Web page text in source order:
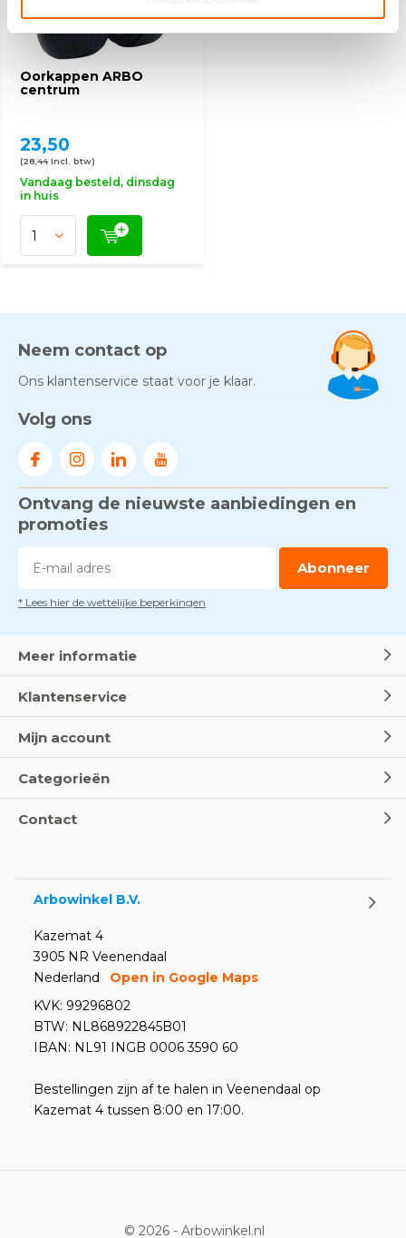
Oorkappen ARBO
centrum
23,50
(28,44 Incl. btw)
Vandaag besteld, dinsdag
in huis
Neem contact op
Ons klantenservice staat voor je klaar.
Volg ons
Ontvang de nieuwste aanbiedingen en
promoties
Abonneer
* Lees hier de wettelijke beperkingen
Meer informatie
Klantenservice
Mijn account
Categorieën
Contact
Arbowinkel B.V.
Kazemat 4
3905 NR Veenendaal
Nederland
Open in Google Maps
KVK: 99296802
BTW: NL868922845B01
IBAN: NL91 INGB 0006 3590 60
Bestellingen zijn af te halen in Veenendaal op
Kazemat 4 tussen 8:00 en 17:00.
© 2026 - Arbowinkel.nl